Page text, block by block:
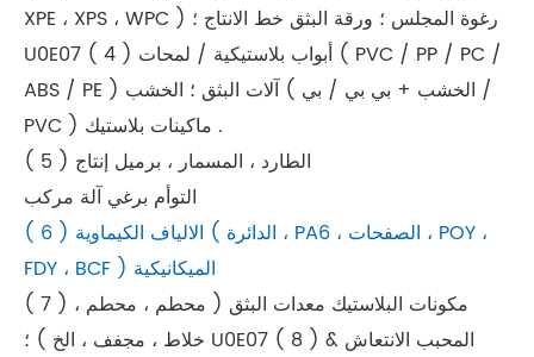
XPE ، XPS ، WPC ) رغوة المجلس ؛ ورقة البثق خط الانتاج ؛
U0E07 ( 4 ) أبواب بلاستيكية / لمحات ( PVC / PP / PC /
ABS / PE ) آلات البثق ؛ الخشب ( الخشب + بي بي / بي /
PVC ) ماكينات بلاستيك .
( 5 ) الطارد ، المسمار ، برميل إنتاج
التوأم برغي آلة مركب
( 6 ) الالياف الكيماوية ( الدائرة ، PA6 ، الصفحات ، POY ،
FDY ، BCF ) الميكانيكية
( 7 ) مكونات البلاستيك معدات البثق ( محطم ، محطم ،
خلاط ، مجفف ، الخ ) ؛ U0E07 ( 8 ) المحبب الانتعاش &